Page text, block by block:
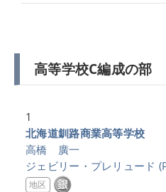
高等学校C編成の部
1
北海道釧路商業高等学校
高橋 廣一
ジェビリー・プレリュード
地区